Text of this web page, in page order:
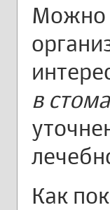
Можно
в
Как